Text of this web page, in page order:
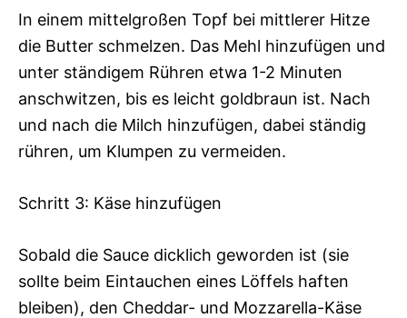
In einem mittelgroßen Topf bei mittlerer Hitze
die Butter schmelzen. Das Mehl hinzufügen und
unter ständigem Rühren etwa 1-2 Minuten
anschwitzen, bis es leicht goldbraun ist. Nach
und nach die Milch hinzufügen, dabei ständig
rühren, um Klumpen zu vermeiden.
Schritt 3: Käse hinzufügen
Sobald die Sauce dicklich geworden ist (sie
sollte beim Eintauchen eines Löffels haften
bleiben), den Cheddar- und Mozzarella-Käse